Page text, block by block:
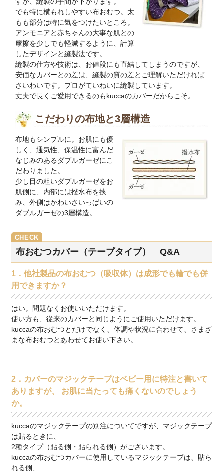
でも特に横もれしやすい布おむつ。太
もも部分は特に気をつけたいところ。
アンモニアと赤ちゃんの大事な肌との
摩擦を少しでも軽減するように、計算
したデザインと縫製法です。
縫製の仕方や技術は、お値段にも直結してしまうのですが、
安価なカバーとの差は、縫製の質の差とご理解いただければ
さいわいです。プロがていねいに縫製しています。
丈夫で長くご愛用できるのもkuccaのカバーだからこそ。
こだわりの布地と3層構造
布地もシンプルに。お肌にも優
しく、通気性、保温性に富んだ
なじみのあるダブルガーゼにこ
だわりました。
少し目の粗いダブルガーゼをお
肌側に、内部には撥水布を挟
み、外側はかわいさいっぱいの
ダブルガーゼの3層構造。
布おむつカバー（テープタイプ） Q&A
1．他社製品の布おむつ（吸収体）は成形でも輪でも併
用できますか？
はい。問題なくお使いいただけます。
使い方も、従来のカバーと同じようにご使用いただけます。
kuccaの布おむつとだけでなく、体調や状況に合わせて、さまざ
まな布おむつとあわせてお使い下さい。
2．カバーのマジックテープはベビー用に特注と書いて
ありますが、 お肌に当たっても痛くないのでしょう
か。
kuccaのマジックテープの別注についてですが、マジックテープ
は貼るときに、
2種タイプ（貼る側・貼られる側）がございます。
kuccaの布おむつカバーに使用しているマジックテープは、貼ら
れる側、